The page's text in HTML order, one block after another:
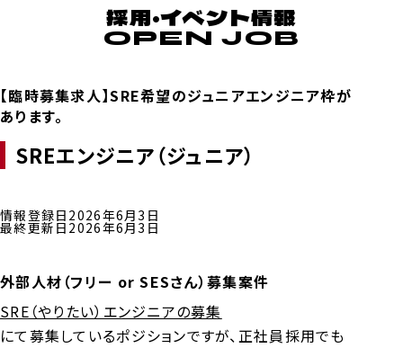
CATEGORY
採用・イベント情報
案件情報
TAGS
IT業界経験者向け
アジャイル関連
最初の方に見といてほしい記事
寺野の業界研究
就活学生向け
転職市場・キャリアについて考察
採用・イベント情報
【臨時募集求人】SRE希望のジュニアエンジニア枠が
あります。
SREエンジニア（ジュニア）
情報登録日 2026年6月3日
最終更新日 2026年6月3日
外部人材（フリー or SESさん）募集案件
SRE（やりたい）エンジニアの募集
にて募集しているポジションですが、正社員採用でも